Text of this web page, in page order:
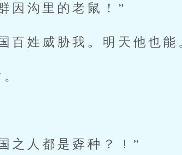
沟里的老鼠！”
姓威胁我。明天他也能
人都是孬种？！”